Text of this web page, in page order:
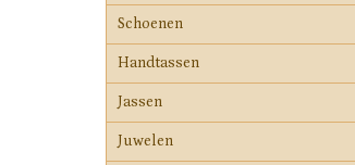
Schoenen
Handtassen
Jassen
Juwelen